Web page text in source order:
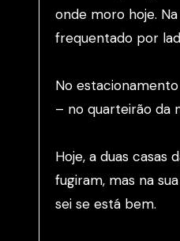
onde moro hoje.
frequentado por
No
– no quarteirão da
Hoje, a duas casas
fugiram, mas na
sei se está bem.